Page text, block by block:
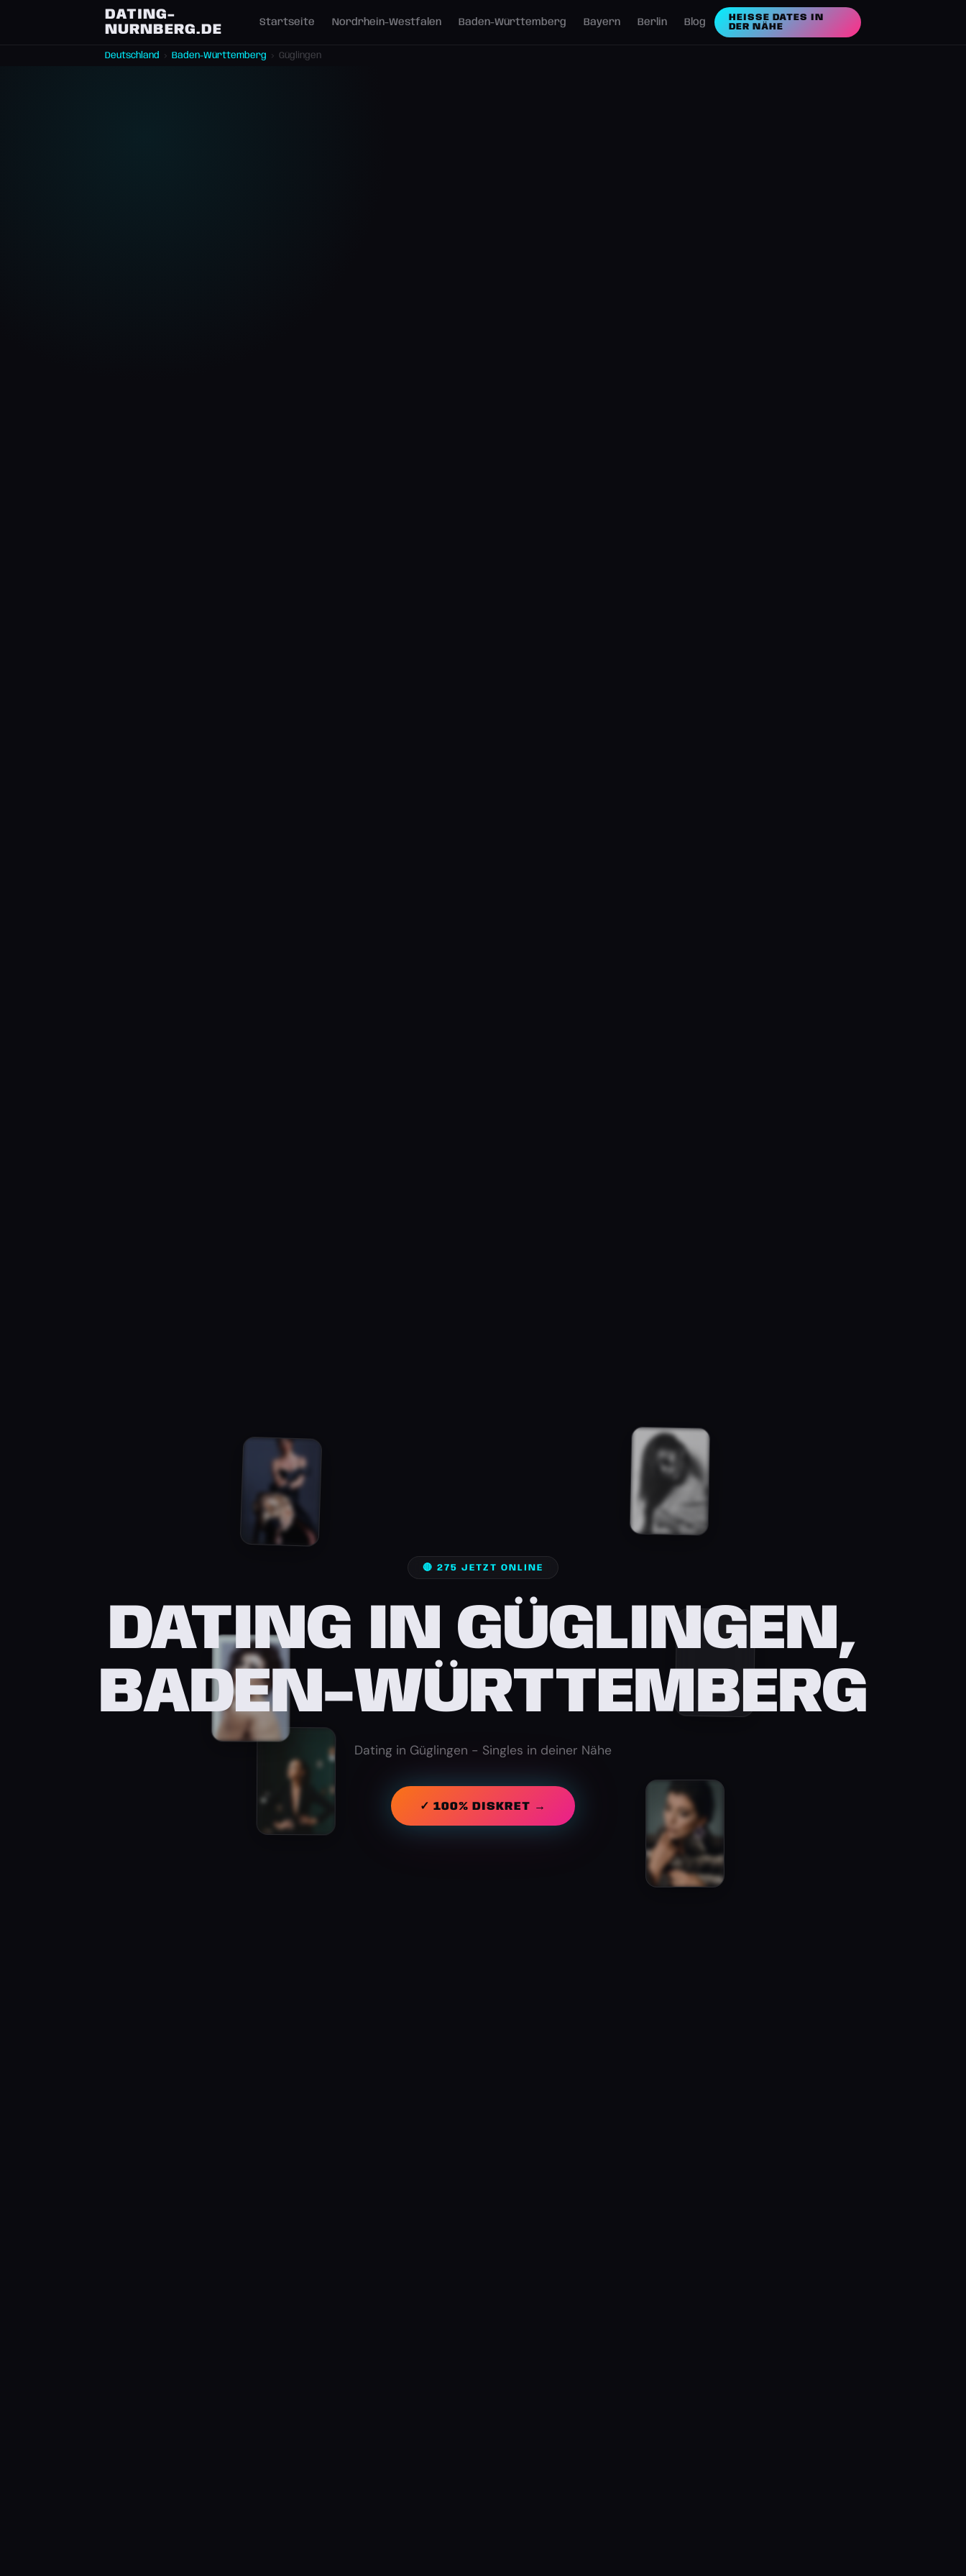
DATING-
NURNBERG.DE
Startseite Nordrhein-Westfalen Baden-Württemberg Bayern Berlin Blog
HEISSE DATES IN D
ER NÄHE
Deutschland › Baden-Württemberg › Güglingen
🔴 275 JETZT ONLINE
DATING IN GÜGLINGEN,
BADEN-WÜRTTEMBERG
Dating in Güglingen - Singles in deiner Nähe
✓ 100% DISKRET →